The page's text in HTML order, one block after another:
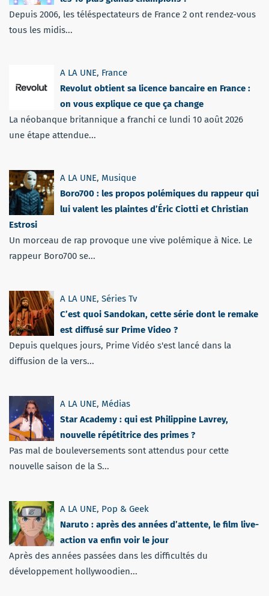
Depuis 2006, les téléspectateurs de France 2 ont rendez-vous
tous les midis...
A LA UNE, France
Revolut obtient sa licence bancaire en France :
on vous explique ce que ça change
La néobanque britannique a franchi ce lundi 10 août 2026
une étape attendue...
A LA UNE, Musique
Boro700 : les propos polémiques du rappeur qui
lui valent les plaintes d’Éric Ciotti et Christian
Estrosi
Un morceau de rap provoque une vive polémique à Nice. Le
rappeur Boro700 se...
A LA UNE, Séries Tv
C’est quoi Sandokan, cette série dont le remake
est diffusé sur Prime Video ?
Depuis quelques jours, Prime Vidéo s'est lancé dans la
diffusion de la vers...
A LA UNE, Médias
Star Academy : qui est Philippine Lavrey,
nouvelle répétitrice des primes ?
Pas mal de bouleversements sont attendus pour cette
nouvelle saison de la S...
A LA UNE, Pop & Geek
Naruto : après des années d’attente, le film live-
action va enfin voir le jour
Après des années passées dans les difficultés du
développement hollywoodien...